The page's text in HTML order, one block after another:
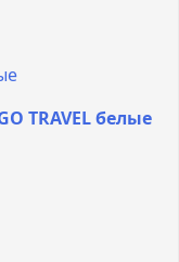
TRAVEL белые